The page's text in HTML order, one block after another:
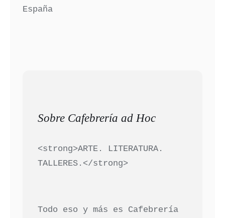
España
Sobre Cafebrería ad Hoc
<strong>ARTE. LITERATURA.
TALLERES.</strong>
Todo eso y más es Cafebrería